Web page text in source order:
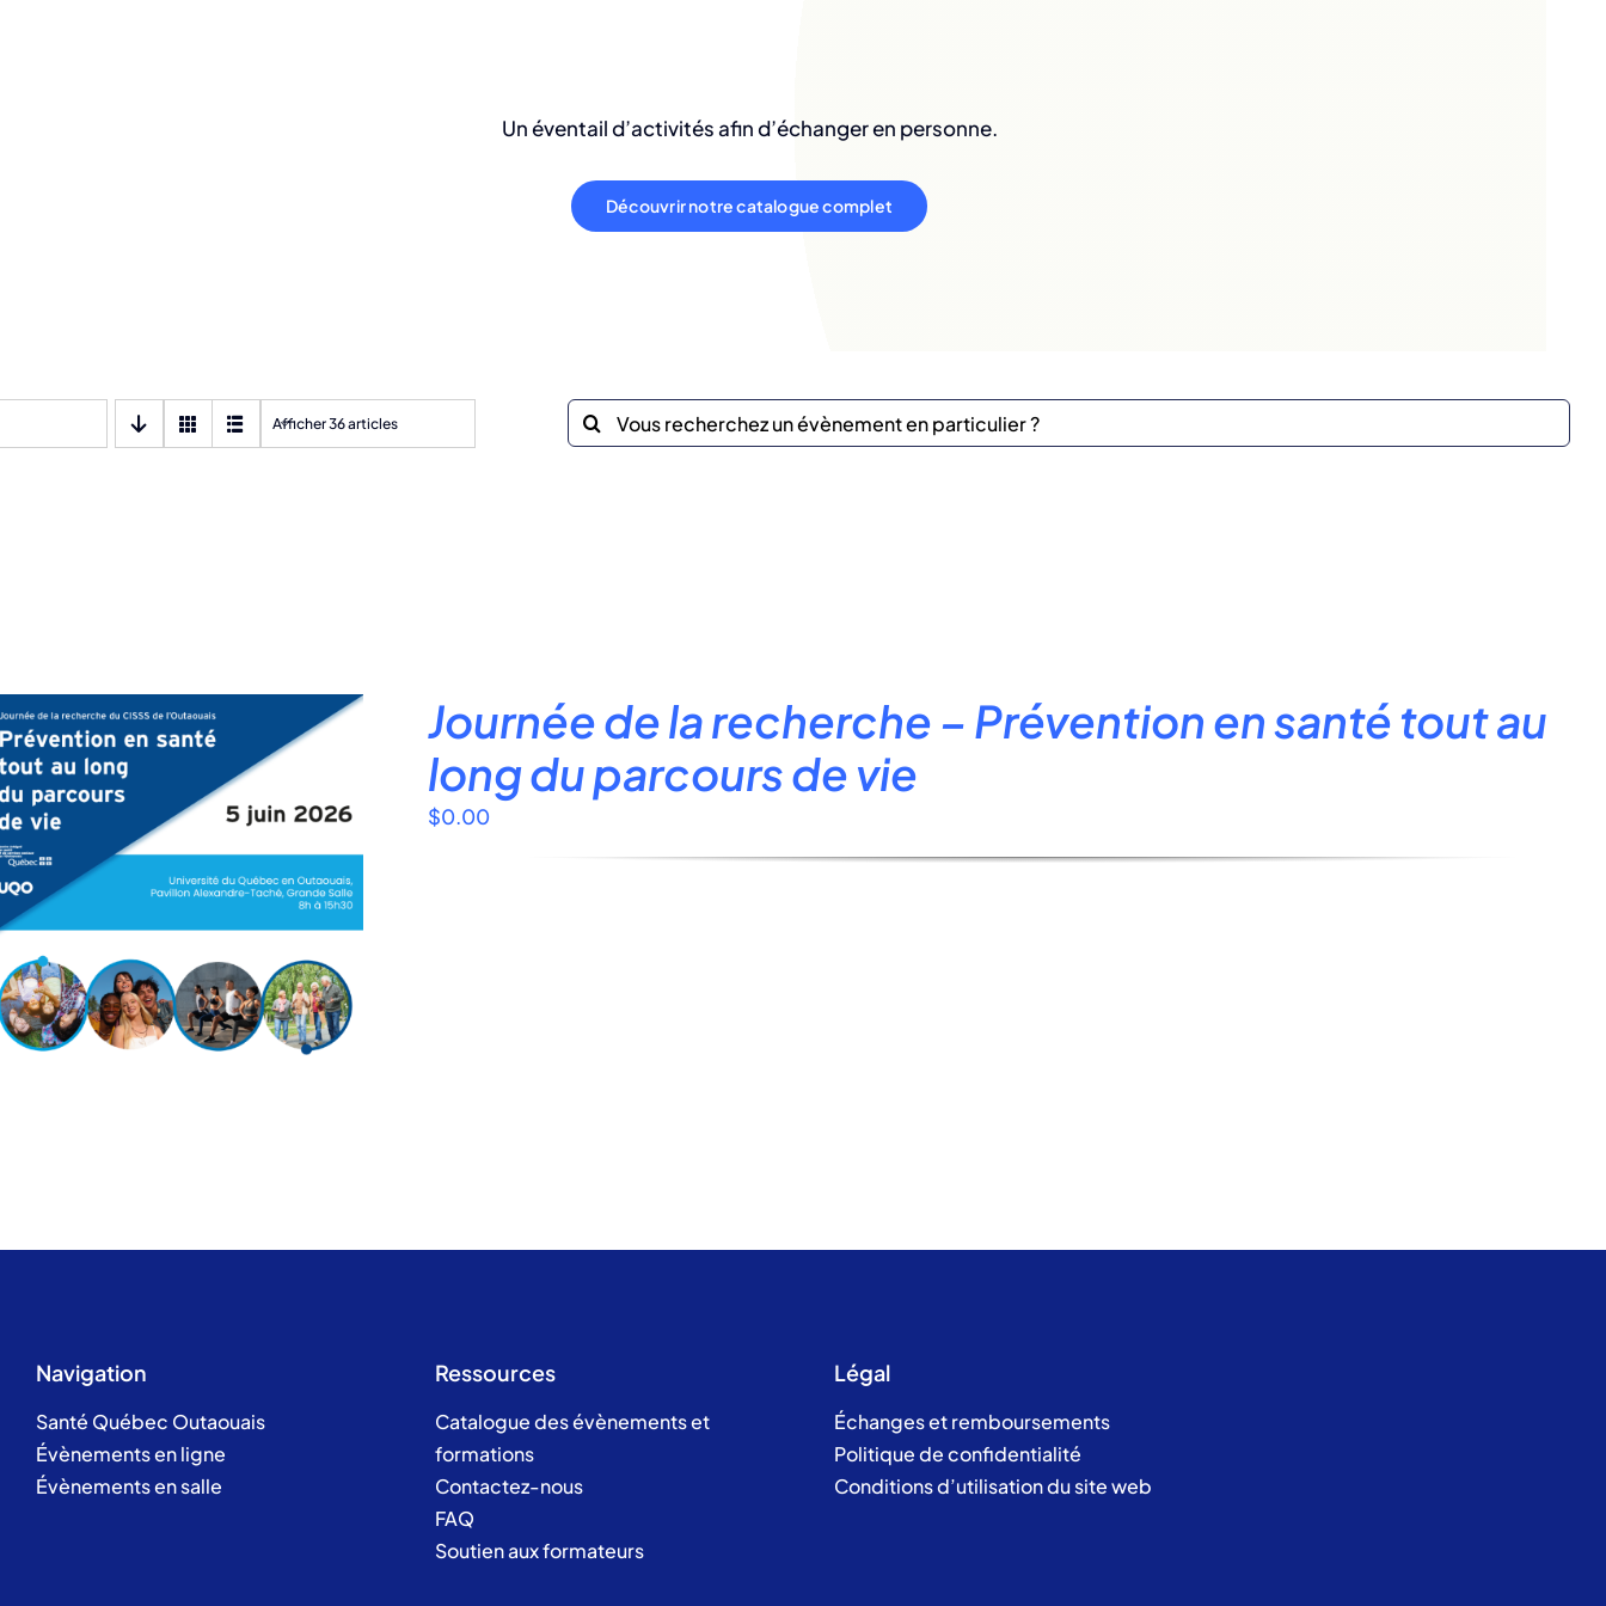
Un éventail d’activités afin d’échanger en personne.
Découvrir notre catalogue complet
Afficher 36 articles
Recherche
sur
Journée de la recherche – Prévention en santé tout au
long du parcours de vie
$0.00
Navigation
Santé Québec Outaouais
Évènements en ligne
Évènements en salle
Ressources
Catalogue des évènements et
formations
Contactez-nous
FAQ
Soutien aux formateurs
Légal
Échanges et remboursements
Politique de confidentialité
Conditions d’utilisation du site web